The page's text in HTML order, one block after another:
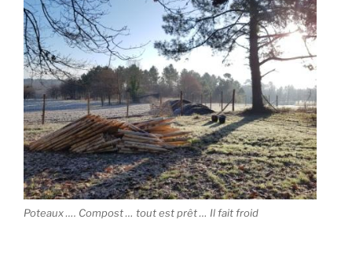
Poteaux …. Compost … tout est prêt … Il fait froid